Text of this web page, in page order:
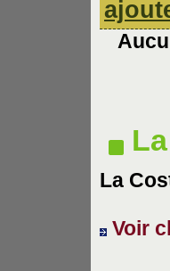
La
Voir